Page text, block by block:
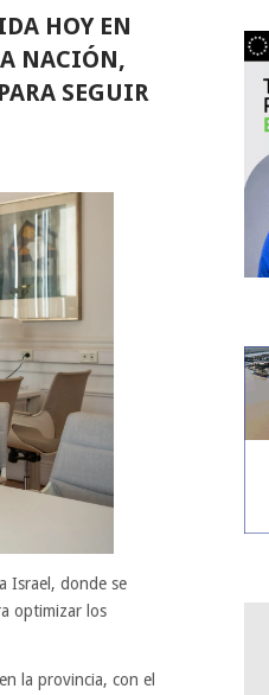
HOY EN
NACIÓN,
SEGUIR
Israel, donde se
optimizar los
la provincia, con el